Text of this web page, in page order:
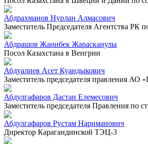
Абдрахманов Нурлан Алмасович
Заместитель Председателя Агентства РК
Абдрашов Жанибек Жарасканулы
Посол Казахстана в Венгрии
Абдуалиев Асет Куандыкович
Заместитель председателя правления АО
Абдулгафаров Дастан Елемесович
Заместитель председателя Правления
Абдулгафаров Рустам Нариманович
Директор Карагандинской ТЭЦ-3